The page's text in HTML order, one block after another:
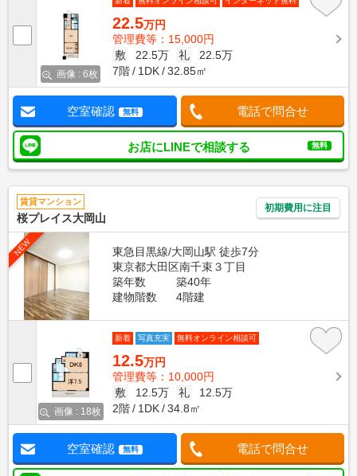
画像 : 6枚
22.5万円
管理費等：15,000円
敷
22.5万 礼
22.5万
7階
1DK 32.85㎡
空室確認 無料 電話で問合せ
お店にLINEで相談する 無料
賃貸マンション
桜プレイス大岡山
初期費用に注目
NEW
東急目黒線/大岡山駅 徒歩7分
東京都大田区南千束３丁目
築年数
築40年
建物階数
4階建
画像 : 18枚
新着 写真充実 無料オンライン相談可
12.5万円
管理費等：10,000円
敷
12.5万 礼
12.5万
2階
1DK 34.8㎡
空室確認 無料 電話で問合せ